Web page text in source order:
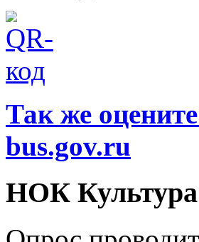
Так же
bus.gov.ru
НОК Культура